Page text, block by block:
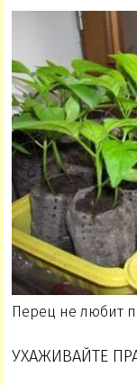
Перец не любит
УХАЖИВАЙТЕ